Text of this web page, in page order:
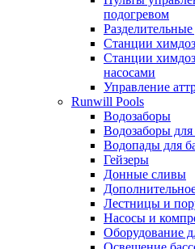
подогревом
Станции
Станции
насосами
Управление
Runwill Pools
Водозаборы
Водозаборы
Водопады для
Гейзеры
Донные сливы
Лестницы и
Насосы и
Оборудование